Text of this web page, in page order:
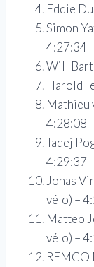
Eddie
Simon
4:27:34
Will
Harold
Mathieu
4:28:08
Tadej
4:29:37
Jonas
vélo) –
Matteo
vélo) –
REMCO